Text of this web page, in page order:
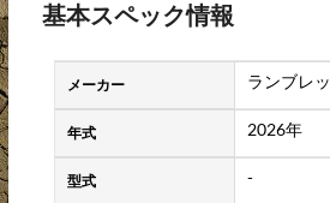
基本スペック情報
メーカー ランブレ
年式 2026年
型式 -